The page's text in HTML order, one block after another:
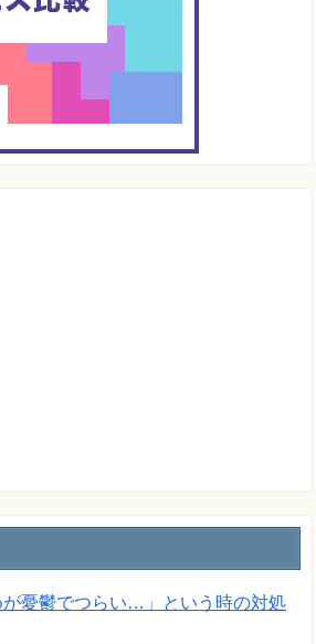
が憂鬱でつらい…」という時の対処